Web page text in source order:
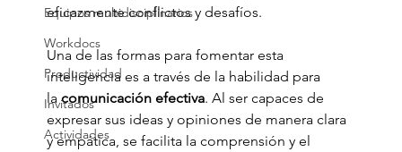
Equipos multidisciplinarios
Workdocs
Productividad
Invitados
Actividades
eficazmente conflictos y desafíos.
Una de las formas para fomentar esta
inteligencia es a través de la habilidad para
la comunicación efectiva. Al ser capaces de
expresar sus ideas y opiniones de manera clara
y empática, se facilita la comprensión y el